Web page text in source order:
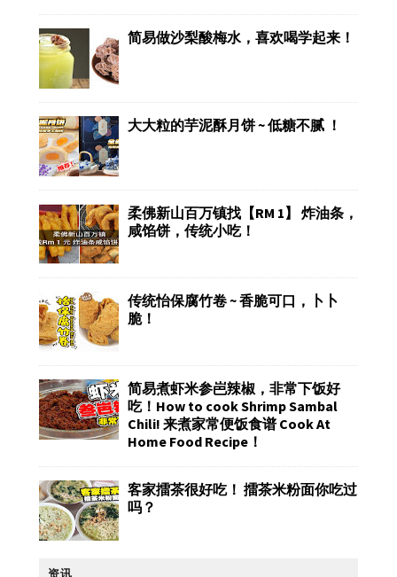
简易做沙梨酸梅水，喜欢喝学起来！
大大粒的芋泥酥月饼 ~ 低糖不腻 ！
柔佛新山百万镇找【RM 1】 炸油条，
咸馅饼，传统小吃！
传统怡保腐竹卷 ~ 香脆可口，卜卜
脆！
简易煮虾米参岜辣椒，非常下饭好
吃！How to cook Shrimp Sambal
Chili! 来煮家常便饭食谱 Cook At
Home Food Recipe！
客家擂茶很好吃！ 擂茶米粉面你吃过
吗？
资讯